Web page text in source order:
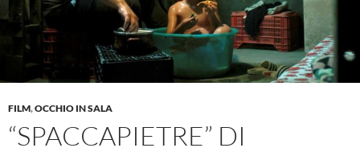
FILM,OCCHIO IN SALA
“SPACCAPIETRE” DI